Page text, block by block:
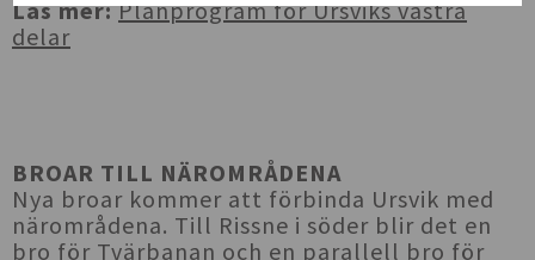
Läs mer:Planprogram för Ursviks västra
delar
BROAR TILL NÄROMRÅDENA
Nya broar kommer att förbinda Ursvik med
närområdena. Till Rissne i söder blir det en
bro för Tvärbanan och en parallell bro för